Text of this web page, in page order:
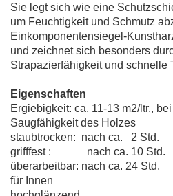
Sie legt sich wie eine
um Feuchtigkeit und Schmutz
Einkomponentensiegel-
und zeichnet sich besonders
Strapazierfähigkeit und schnelle
Eigenschaften
Ergiebigkeit: ca. 11-13 m2/ltr.,
Saugfähigkeit des Holzes
staubtrocken: nach ca. 2 Std.
grifffest : nach ca. 10 Std.
überarbeitbar: nach ca. 24 Std.
für Innen